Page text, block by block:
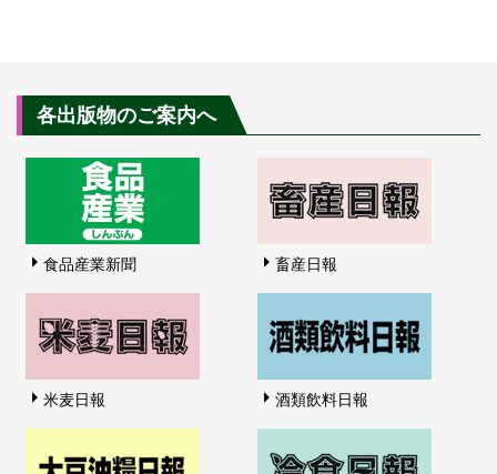
各出版物のご案内へ
食品産業新聞 畜産日報
米麦日報 酒類飲料日報